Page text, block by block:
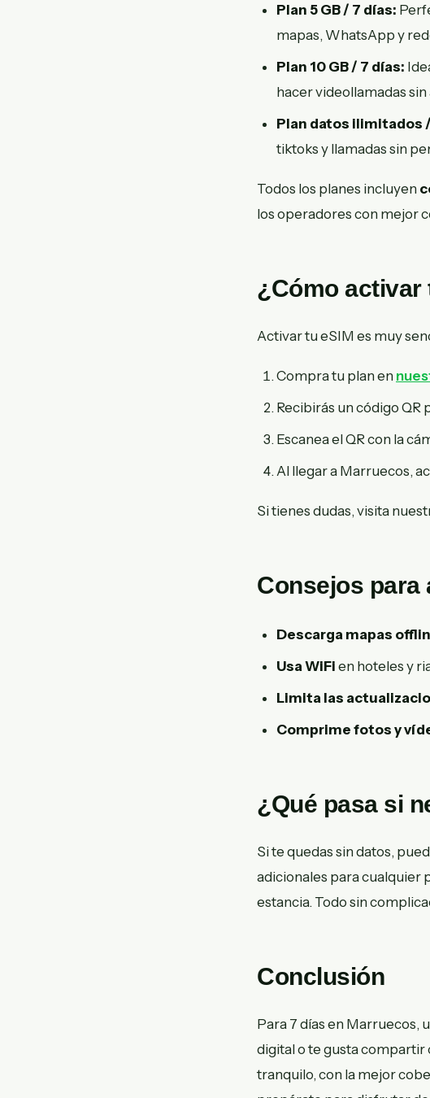
Plan 5 GB / 7 días:
mapas, WhatsApp y
Plan 10 GB / 7 días:
hacer videollamadas sin
Plan datos ilimitados
tiktoks y llamadas sin
Todos los planes incluyen
los operadores con mejor
¿Cómo activar
Activar tu eSIM es muy
Compra tu plan en
Recibirás un código
Escanea el QR con la
Al llegar a Marruecos,
Si tienes dudas, visita
Consejos para
Descarga mapas
Usa WiFi en hoteles y
Limita las
Comprime fotos y
¿Qué pasa si
Si te quedas sin datos,
adicionales para cualquier
estancia. Todo sin
Conclusión
Para 7 días en Marruecos,
digital o te gusta compartir
tranquilo, con la mejor